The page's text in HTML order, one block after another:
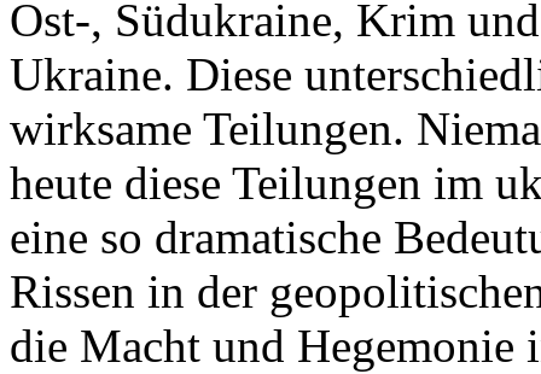
Ost-, Südukraine, Krim
Ukraine. Diese
wirksame Teilungen.
heute diese Teilungen im
eine so dramatische
Rissen in der
die Macht und Hegemonie